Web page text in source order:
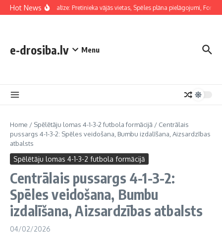
Skip to content
Hot News
Taktiskā analīze: Pretinieka vājās vietas, Spēles plāna pielāgojumi,
e-drosiba.lv Menu
Home / Spēlētāju lomas 4-1-3-2 futbola formācijā / Centrālais
pussargs 4-1-3-2: Spēles veidošana, Bumbu izdalīšana, Aizsardzības
atbalsts
Spēlētāju lomas 4-1-3-2 futbola formācijā
Centrālais pussargs 4-1-3-2:
Spēles veidošana, Bumbu
izdalīšana, Aizsardzības atbalsts
04/02/2026